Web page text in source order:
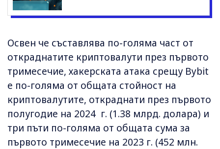
Освен че съставлява по-голяма част от
откраднатите криптовалути през първото
тримесечие, хакерската атака срещу Bybit
е по-голяма от общата стойност на
криптовалутите, откраднати през първото
полугодие на 2024 г. (1.38 млрд. долара) и
три пъти по-голяма от общата сума за
първото тримесечие на 2023 г. (452 млн.